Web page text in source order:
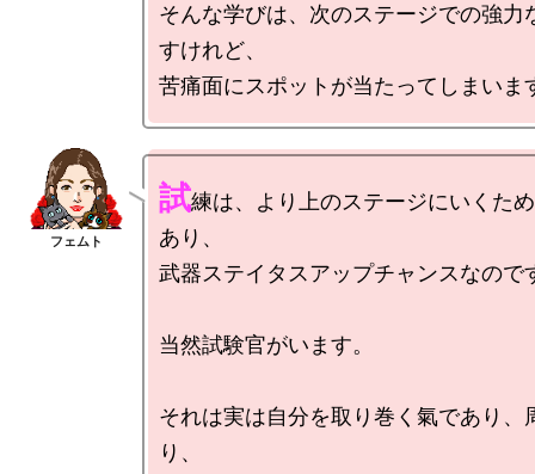
そんな学びは、次のステージでの強力
すけれど、
試練は、より上のステージにいくた
あり、
武器ステイタスアップチャンスなの
当然試験官がいます。
それは実は自分を取り巻く氣であり、
り、